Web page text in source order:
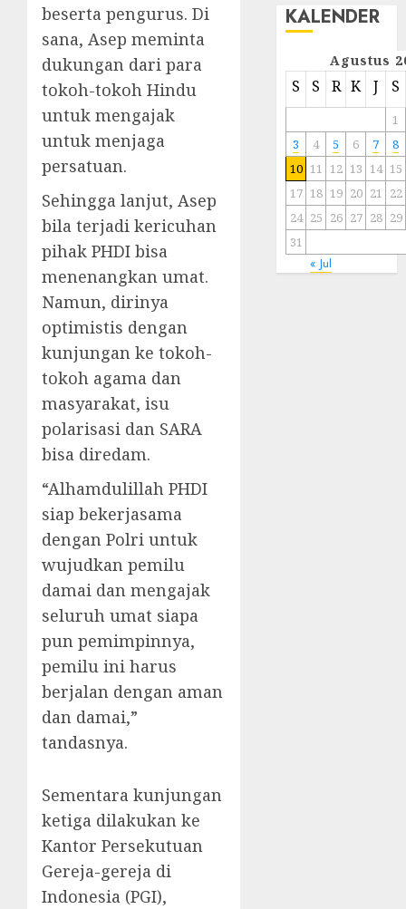
beserta pengurus. Di
sana, Asep meminta
dukungan dari para
tokoh-tokoh Hindu
untuk mengajak
untuk menjaga
persatuan.
Sehingga lanjut, Asep
bila terjadi kericuhan
pihak PHDI bisa
menenangkan umat.
Namun, dirinya
optimistis dengan
kunjungan ke tokoh-
tokoh agama dan
masyarakat, isu
polarisasi dan SARA
bisa diredam.
“Alhamdulillah PHDI
siap bekerjasama
dengan Polri untuk
wujudkan pemilu
damai dan mengajak
seluruh umat siapa
pun pemimpinnya,
pemilu ini harus
berjalan dengan aman
dan damai,”
tandasnya.
Sementara kunjungan
ketiga dilakukan ke
Kantor Persekutuan
Gereja-gereja di
Indonesia (PGI),
KALENDER
Agustus
S S R K J S
1
3
4 5 6 7
8
10 11 12 13 14 15
17 18 19 20 21 22
24 25 26 27 28 29
31
« Jul